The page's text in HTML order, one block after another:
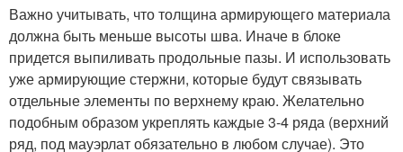
Важно учитывать, что толщина армирующего материала
должна быть меньше высоты шва. Иначе в блоке
придется выпиливать продольные пазы. И использовать
уже армирующие стержни, которые будут связывать
отдельные элементы по верхнему краю. Желательно
подобным образом укреплять каждые 3-4 ряда (верхний
ряд, под мауэрлат обязательно в любом случае). Это